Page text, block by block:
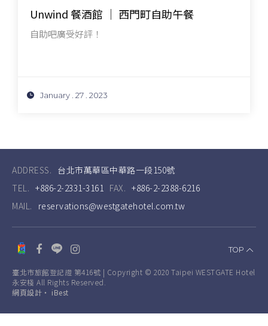
Unwind 餐酒館 │ 西門町自助午餐
自助吧廣受好評！
January . 27 . 2023
ADDRESS. 台北市萬華區中華路一段150號
TEL. +886-2-2331-3161 FAX. +886-2-2388-6216
MAIL.
reservations@westgatehotel.com.tw
TOP
臺北市旅館登記證 第416號 | Copyright © 2020 Taipei WESTGATE Hotel
永安棧 All Rights Reserved.
網頁設計 ‧ iBest